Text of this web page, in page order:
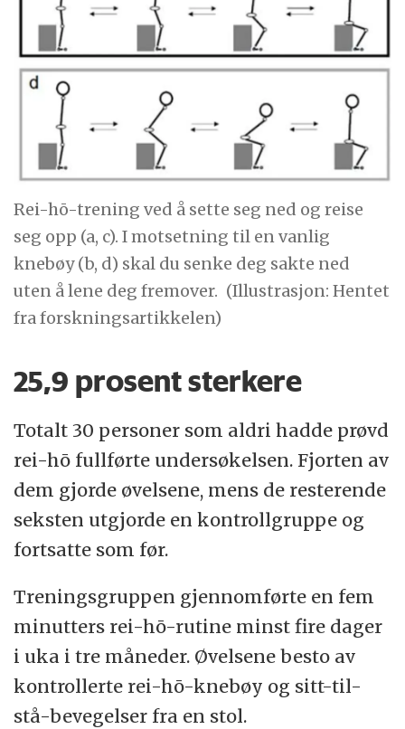
Rei-hō-trening ved å sette seg ned og reise
seg opp (a, c). I motsetning til en vanlig
knebøy (b, d) skal du senke deg sakte ned
uten å lene deg fremover. (Illustrasjon: Hentet
fra forskningsartikkelen)
25,9 prosent sterkere
Totalt 30 personer som aldri hadde prøvd
rei-hō fullførte undersøkelsen. Fjorten av
dem gjorde øvelsene, mens de resterende
seksten utgjorde en kontrollgruppe og
fortsatte som før.
Treningsgruppen gjennomførte en fem
minutters rei-hō-rutine minst fire dager
i uka i tre måneder. Øvelsene besto av
kontrollerte rei-hō-knebøy og sitt-til-
stå-bevegelser fra en stol.